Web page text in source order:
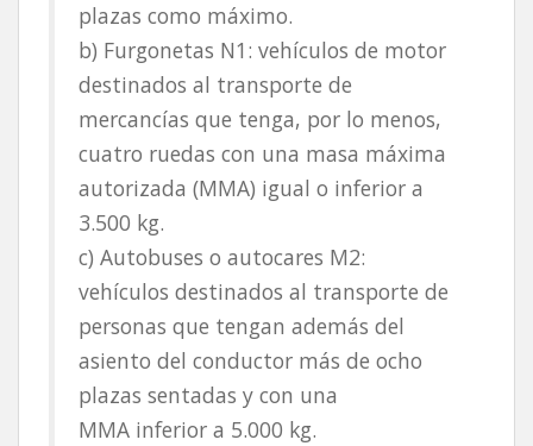
plazas como máximo.
b) Furgonetas N1: vehículos de motor
destinados al transporte de
mercancías que tenga, por lo menos,
cuatro ruedas con una masa máxima
autorizada (MMA) igual o inferior a
3.500 kg.
c) Autobuses o autocares M2:
vehículos destinados al transporte de
personas que tengan además del
asiento del conductor más de ocho
plazas sentadas y con una
MMA inferior a 5.000 kg.